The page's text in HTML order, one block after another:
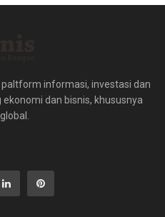
informasi, investasi dan
dan bisnis, khususnya